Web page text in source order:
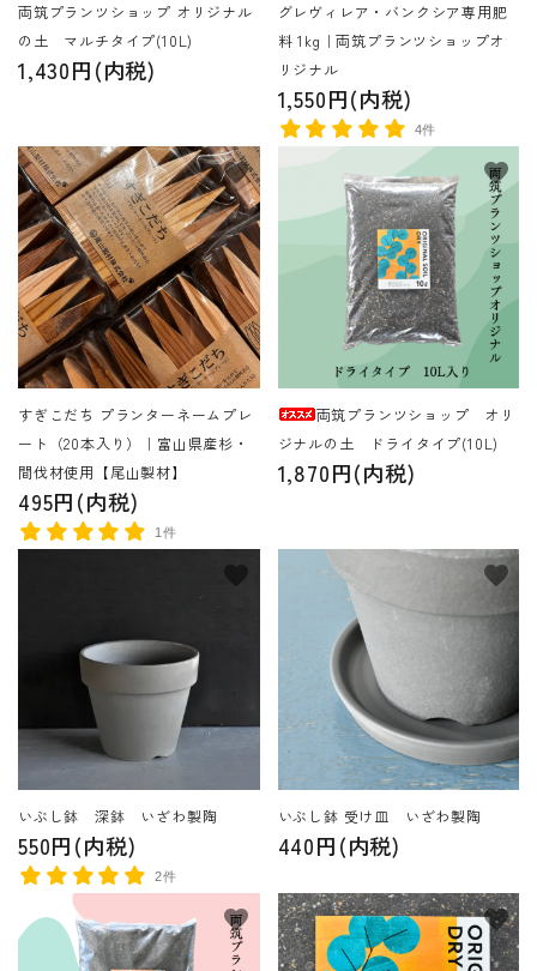
両筑プランツショップ オリジナル
の土 マルチタイプ(10L)
1,430円(内税)
グレヴィレア・バンクシア専用肥
料 1kg｜両筑プランツショップオ
リジナル
1,550円(内税)
4件
すぎこだち プランターネームプレ
ート（20本入り）｜富山県産杉・
間伐材使用【尾山製材】
495円(内税)
1件
favorite
両筑プランツショップ オリ
ジナルの土 ドライタイプ(10L)
1,870円(内税)
favorite
いぶし鉢 深鉢 いざわ製陶
550円(内税)
2件
favorite
いぶし鉢 受け皿 いざわ製陶
440円(内税)
favorite
favorite favorite